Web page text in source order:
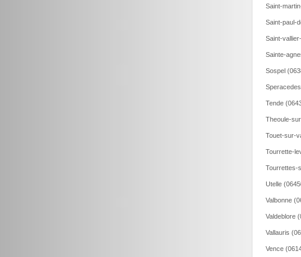
Saint-
Saint-paul-
Saint-
Sainte-
Sospel
Tende
Theoule-
Touet-sur-
Tourrette-
Tourrettes-
Utelle
Valbonne
Valdeblore
Vallauris
Vence